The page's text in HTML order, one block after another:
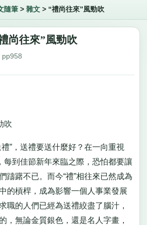
隨筆> 雜文> “禮尚往來”風勁吹
尚往來”風勁吹
pp958
吹
，送禮要送什麼好？在一向重視
每到佳節新年來臨之際，恐怕都要讓
躊躇不已。而今“禮”相往來已然成為
的槓桿，成為影響一個人事業發展
職的人們已經為送禮絞盡了腦汁，
，無論金質銀色，還是名人字畫，